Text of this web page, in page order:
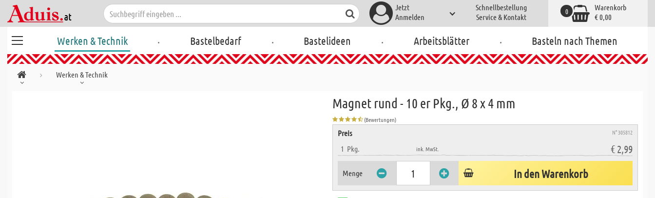
Jetzt
Anmelden
Schnellbestellung
Service & Kontakt
Warenkorb
€ 0,00
0
Werken & Technik . Bastelbedarf . Bastelideen . Arbeitsblätter . Basteln nach Themen
Werken & Technik
Magnet rund - 10 er Pkg., Ø 8 x 4 mm
(Bewertungen)
Preis N° 305812
1 Pkg. ink. MwSt. € 2,99
Menge In den Warenkorb